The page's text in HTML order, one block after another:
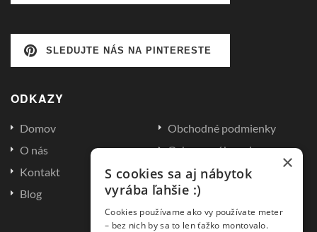
SLEDUJTE NÁS NA PINTERESTE
ODKAZY
Domov
O nás
Kontakt
Blog
Obchodné podmienky
Ochrana súkromia
Reklamácia a vrátenie
tovaru
cookie
×
S cookies sa aj nábytok
vyrába ľahšie :)
Cookies používame ako vy používate meter
– bez nich by sa to len ťažko montovalo.